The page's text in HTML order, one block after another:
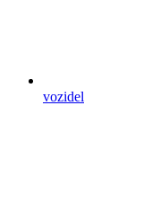
vozidel